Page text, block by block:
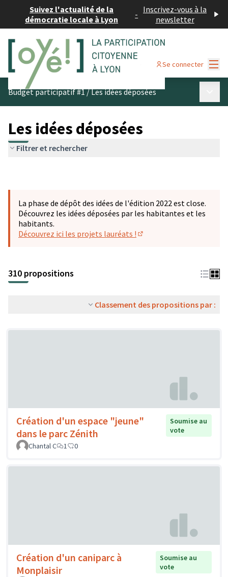
Suivez l'actualité de la
démocratie locale à Lyon
- Inscrivez-vous à la
newsletter
Se connecter
Budget participatif #1/Les idées déposées
Les idées déposées
Filtrer et rechercher
La phase de dépôt des idées de l'édition 2022 est close.
Découvrez les idées déposées par les habitantes et les
habitants.
Découvrez ici les projets lauréats !
310 propositions
Classement des propositions par :
Création d'un espace "jeune"
dans le parc Zénith
Soumise au
vote
Chantal C
1 0
Création d'un caniparc à
Monplaisir
Soumise au
vote